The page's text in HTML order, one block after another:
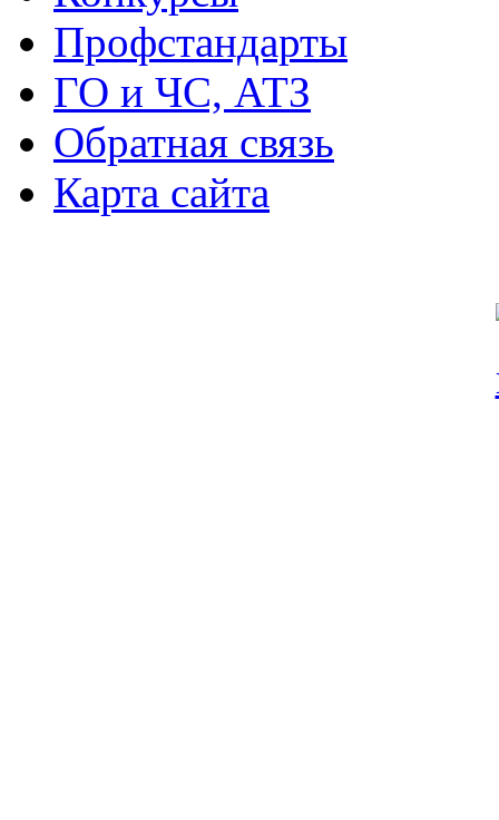
Профстандарты
ГО и ЧС, АТЗ
Обратная связь
Карта сайта